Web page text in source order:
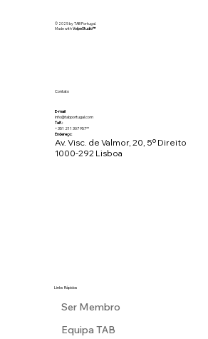
© 2025 by TAB Portugal.
Made withVolpeStudio™
Links Rápidos
Ser Membro
Equipa TAB
Contato
E-mail
info@tabportugal.com
Telf.:
+351 211 307 957**
Endereço:
Av. Visc. de Valmor, 20, 5º Direito
1000-292 Lisboa